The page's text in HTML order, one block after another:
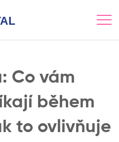
Co vám
během
to ovlivňuje